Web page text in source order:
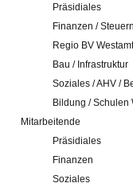
Präsidiales
Finanzen / Steuern
Regio BV
Bau / Infrastruktur
Soziales / AHV /
Bildung / Schulen
Mitarbeitende
Präsidiales
Finanzen
Soziales